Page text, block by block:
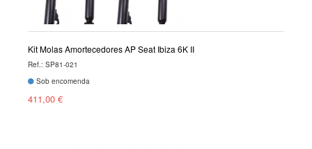
Kit Molas Amortecedores AP Seat Ibiza 6K II
Ref.: SP81-021
Sob encomenda
411,00 €